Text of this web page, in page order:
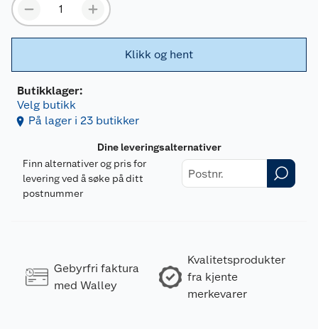
Klikk og hent
Butikklager:
Velg butikk
På lager i 23 butikker
Dine leveringsalternativer
Finn alternativer og pris for
levering ved å søke på ditt
postnummer
Gebyrfri faktura
med Walley
Kvalitetsprodukter
fra kjente
merkevarer